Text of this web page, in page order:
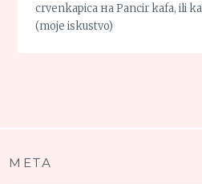
crvenkapica наPancir kafa, ili
(moje iskustvo)
МЕТА